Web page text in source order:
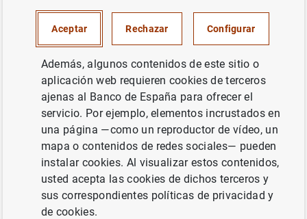
Definición
El sector institucional de hogares está formado por
como emprendedores. Incluye a individuos que producen
directamente bienes de mercado y servicios financieros y
no financieros, incluso para uso propio, siempre que la
producción de bienes y servicios no sea realizada por
entidades separadas tratadas como cuasi-corporaciones
(como propietarios únicos y sociedades sin estatus
Información adicional
Aceptar Rechazar Configurar
Además, algunos contenidos de este sitio o
aplicación web requieren cookies de terceros
ajenas al Banco de España para ofrecer el
servicio. Por ejemplo, elementos incrustados en
una página —como un reproductor de vídeo, un
mapa o contenidos de redes sociales— pueden
instalar cookies. Al visualizar estos contenidos,
usted acepta las cookies de dichos terceros y
sus correspondientes políticas de privacidad y
de cookies.